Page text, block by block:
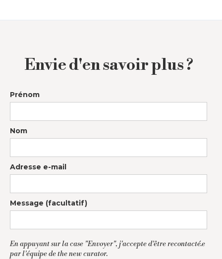
Envie d'en savoir plus ?
Prénom
Nom
Adresse e-mail
Message (facultatif)
En appuyant sur la case "Envoyer", j'accepte d'être recontacté.e
par l'équipe de the new curator.